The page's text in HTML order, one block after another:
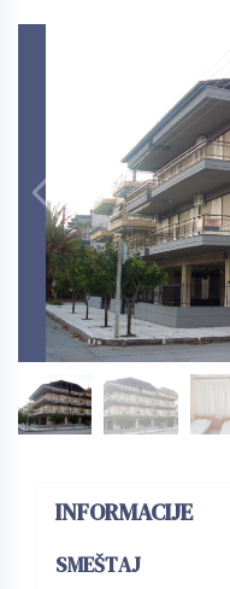
INFORMACIJE
SMEŠTAJ